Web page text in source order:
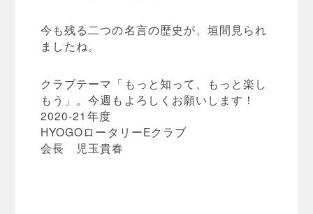
今も残る二つの名言の歴史が、垣間見られ
ましたね。
クラブテーマ「もっと知って、もっと楽し
もう」。今週もよろしくお願いします！
2020-21年度
HYOGOロータリーEクラブ
会長 児玉貴春